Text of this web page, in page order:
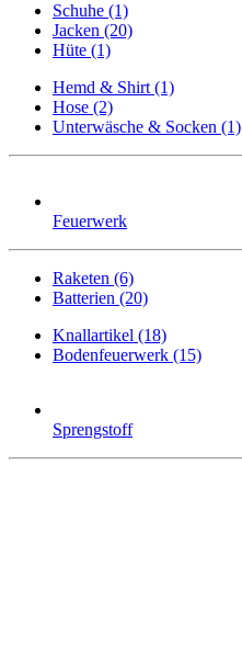
Schuhe (1)
Jacken (20)
Hüte (1)
Hemd & Shirt (1)
Hose (2)
Unterwäsche & Socken (1)
Feuerwerk
Raketen (6)
Batterien (20)
Knallartikel (18)
Bodenfeuerwerk (15)
Sprengstoff